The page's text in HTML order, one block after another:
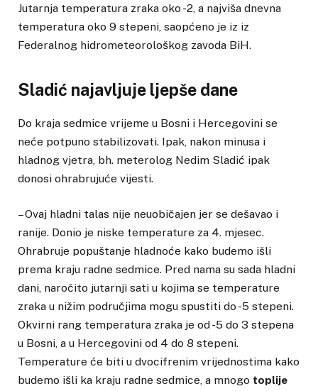
Jutarnja temperatura zraka oko -2, a najviša dnevna
temperatura oko 9 stepeni, saopćeno je iz iz
Federalnog hidrometeorološkog zavoda BiH.
Sladić najavljuje ljepše dane
Do kraja sedmice vrijeme u Bosni i Hercegovini se
neće potpuno stabilizovati. Ipak, nakon minusa i
hladnog vjetra, bh. meterolog Nedim Sladić ipak
donosi ohrabrujuće vijesti.
– Ovaj hladni talas nije neuobičajen jer se dešavao i
ranije. Donio je niske temperature za 4. mjesec.
Ohrabruje popuštanje hladnoće kako budemo išli
prema kraju radne sedmice. Pred nama su sada hladni
dani, naročito jutarnji sati u kojima se temperature
zraka u nižim područjima mogu spustiti do -5 stepeni.
Okvirni rang temperatura zraka je od -5 do 3 stepena
u Bosni, a u Hercegovini od 4 do 8 stepeni.
Temperature će biti u dvocifrenim vrijednostima kako
budemo išli ka kraju radne sedmice, a mnogo toplije